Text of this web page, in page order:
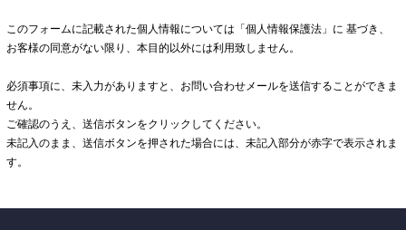
このフォームに記載された個人情報については「個人情報保護法」に 基づき、
お客様の同意がない限り、本目的以外には利用致しません。
必須事項に、未入力がありますと、お問い合わせメールを送信することができま
せん。
ご確認のうえ、送信ボタンをクリックしてください。
未記入のまま、送信ボタンを押された場合には、未記入部分が赤字で表示されま
す。